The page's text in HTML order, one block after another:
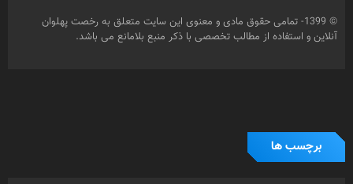
© 1399- تمامی حقوق مادی و معنوی این سایت متعلق به رخصت پهلوان
آنلاین و استفاده از مطالب تخصصی با ذکر منبع بلامانع می باشد.
برچسب ها